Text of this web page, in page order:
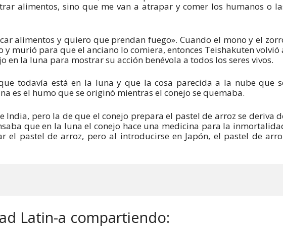
alimentos, sino que me van a atrapar y comer los humanos o
alimentos y quiero que prendan fuego». Cuando el mono y el
y murió para que el anciano lo comiera, entonces Teishakuten volvió
en la luna para mostrar su acción benévola a todos los seres vivos.
todavía está en la luna y que la cosa parecida a la nube que
es el humo que se originó mientras el conejo se quemaba.
India, pero la de que el conejo prepara el pastel de arroz se deriva
que en la luna el conejo hace una medicina para la
el pastel de arroz, pero al introducirse en Japón, el pastel de
Latin-a compartiendo: